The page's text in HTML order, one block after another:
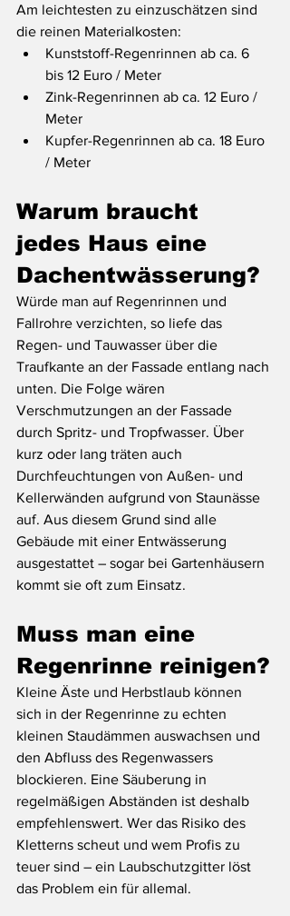
Am leichtesten zu einzuschätzen sind
die reinen Materialkosten:
Kunststoff-Regenrinnen ab ca. 6
bis 12 Euro / Meter
Zink-Regenrinnen ab ca. 12 Euro /
Meter
Kupfer-Regenrinnen ab ca. 18 Euro
/ Meter
Warum braucht
jedes Haus eine
Dachentwässerung?
Würde man auf Regenrinnen und
Fallrohre verzichten, so liefe das
Regen- und Tauwasser über die
Traufkante an der Fassade entlang nach
unten. Die Folge wären
Verschmutzungen an der Fassade
durch Spritz- und Tropfwasser. Über
kurz oder lang träten auch
Durchfeuchtungen von Außen- und
Kellerwänden aufgrund von Staunässe
auf. Aus diesem Grund sind alle
Gebäude mit einer Entwässerung
ausgestattet – sogar bei Gartenhäusern
kommt sie oft zum Einsatz.
Muss man eine
Regenrinne reinigen?
Kleine Äste und Herbstlaub können
sich in der Regenrinne zu echten
kleinen Staudämmen auswachsen und
den Abfluss des Regenwassers
blockieren. Eine Säuberung in
regelmäßigen Abständen ist deshalb
empfehlenswert. Wer das Risiko des
Kletterns scheut und wem Profis zu
teuer sind – ein Laubschutzgitter löst
das Problem ein für allemal.